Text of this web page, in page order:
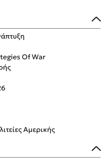
τους
Of War
Αμερικής